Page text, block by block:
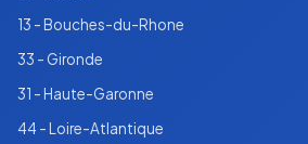
13 - Bouches-du-Rhone
33 - Gironde
31 - Haute-Garonne
44 - Loire-Atlantique